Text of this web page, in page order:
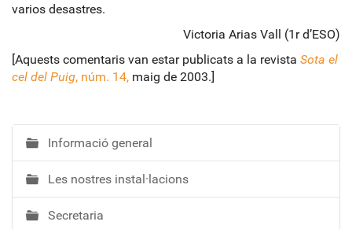
varios desastres.
Victoria Arias Vall (1r d’ESO)
[Aquests comentaris van estar publicats a la revista Sota el
cel del Puig, núm. 14, maig de 2003.]
N
a
v
e
g
Informació general
Les nostres instal·lacions
Secretaria